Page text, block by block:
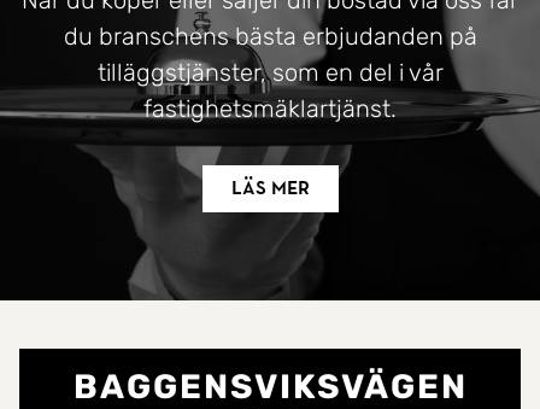
du branschens bästa erbjudanden på
tilläggstjänster, som en del i vår
fastighetsmäklartjänst.
Läs mer